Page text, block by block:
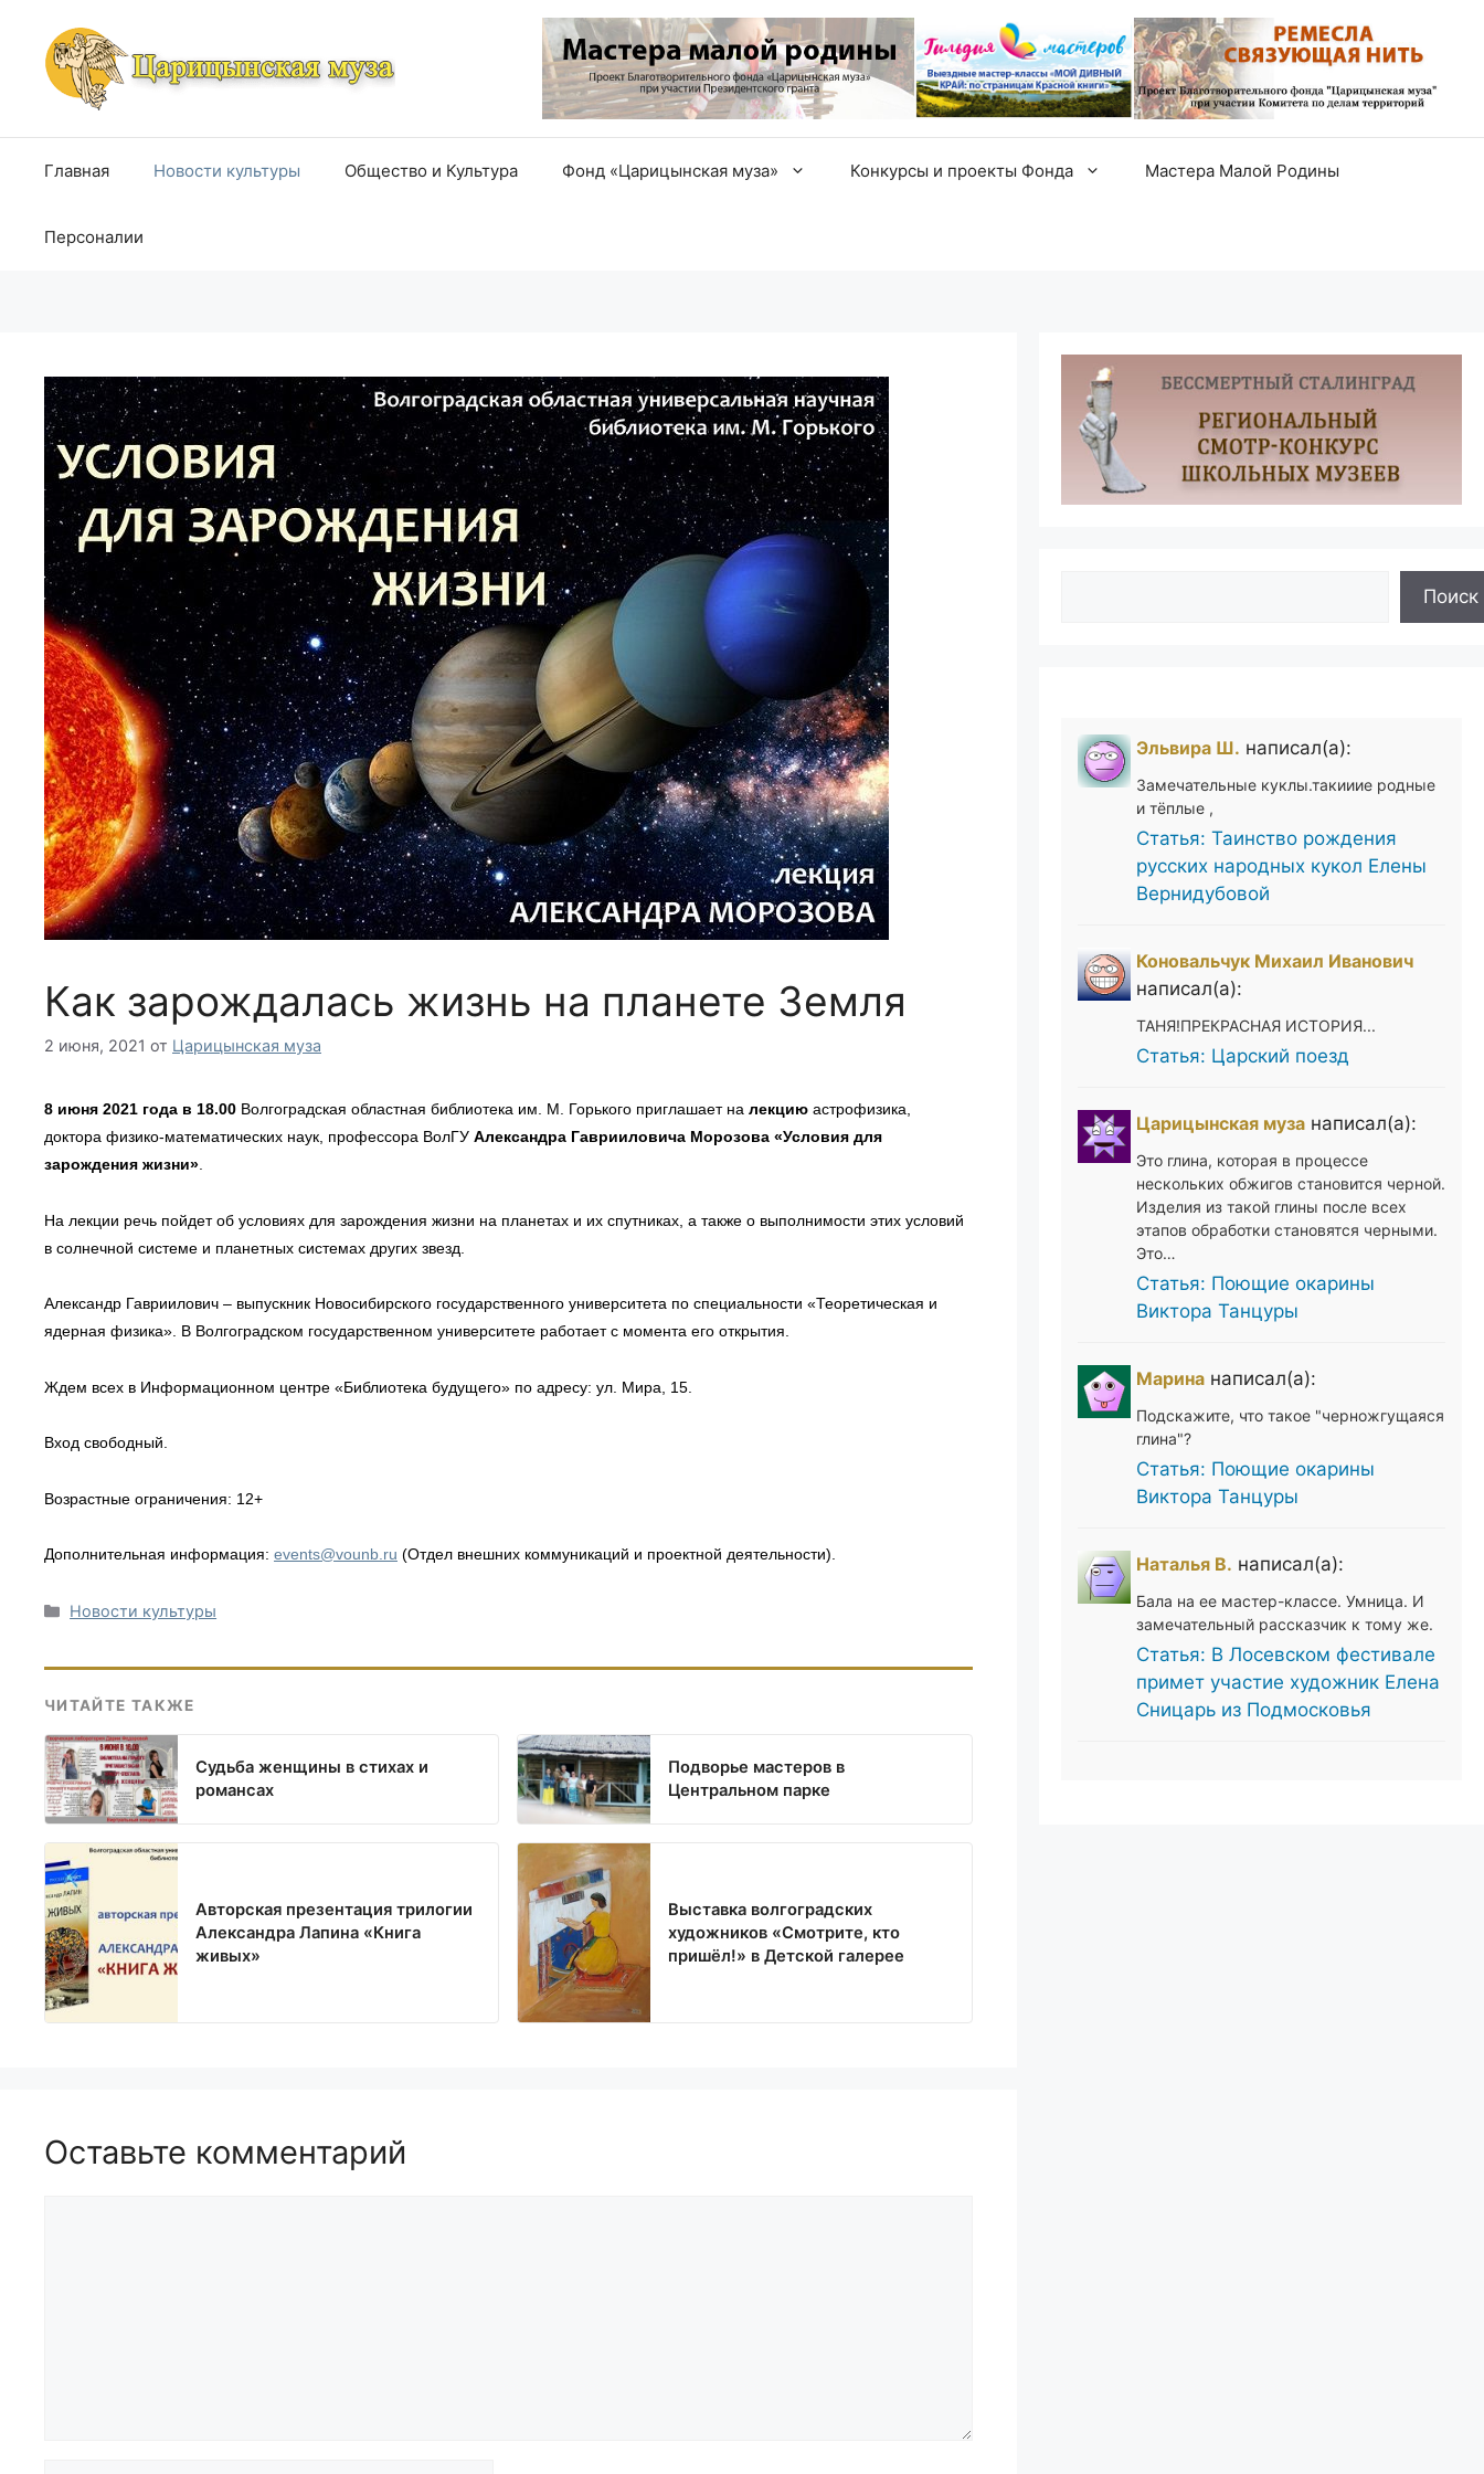
содержимому
Главная Новости культуры Общество и Культура Фонд «Царицынская муза» Конкурсы и проекты Фонда Мастера Малой Родины
Персоналии
Как зарождалась жизнь на планете Земля
2 июня, 2021 от Царицынская муза
8 июня 2021 года в 18.00 Волгоградская областная библиотека им. М. Горького приглашает на лекцию астрофизика,
доктора физико-математических наук, профессора ВолГУ Александра Гаврииловича Морозова «Условия для
зарождения жизни».
На лекции речь пойдет об условиях для зарождения жизни на планетах и их спутниках, а также о выполнимости этих условий
в солнечной системе и планетных системах других звезд.
Александр Гавриилович – выпускник Новосибирского государственного университета по специальности «Теоретическая и
ядерная физика». В Волгоградском государственном университете работает с момента его открытия.
Ждем всех в Информационном центре «Библиотека будущего» по адресу: ул. Мира, 15.
Вход свободный.
Возрастные ограничения: 12+
Дополнительная информация: events@vounb.ru (Отдел внешних коммуникаций и проектной деятельности).
Рубрики
Новости культуры
ЧИТАЙТЕ ТАКЖЕ
Судьба женщины в стихах и
романсах
Подворье мастеров в
Центральном парке
Авторская презентация трилогии
Александра Лапина «Книга
живых»
Выставка волгоградских
художников «Смотрите, кто
пришёл!» в Детской галерее
Оставьте комментарий
Поиск
Эльвира Ш. написал(а):
Замечательные куклы.такииие родные
и тёплые ,
Статья: Таинство рождения
русских народных кукол Елены
Вернидубовой
Коновальчук Михаил Иванович
написал(а):
ТАНЯ!ПРЕКРАСНАЯ ИСТОРИЯ...
Статья: Царский поезд
Царицынская музанаписал(а):
Это глина, которая в процессе
нескольких обжигов становится черной.
Изделия из такой глины после всех
этапов обработки становятся черными.
Это…
Статья: Поющие окарины
Виктора Танцуры
Маринанаписал(а):
Подскажите, что такое "черножгущаяся
глина"?
Статья: Поющие окарины
Виктора Танцуры
Наталья В. написал(а):
Бала на ее мастер-классе. Умница. И
замечательный рассказчик к тому же.
Статья: В Лосевском фестивале
примет участие художник Елена
Сницарь из Подмосковья